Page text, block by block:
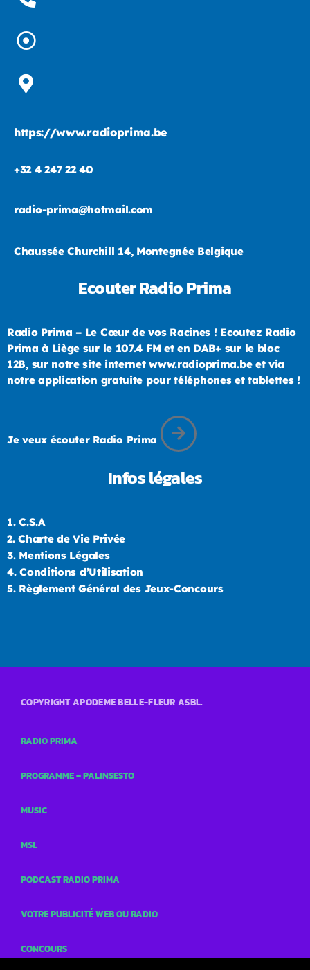
https://www.radioprima.be
+32 4 247 22 40
radio-prima@hotmail.com
Chaussée Churchill 14, Montegnée Belgique
Ecouter Radio Prima
Radio Prima – Le Cœur de vos Racines ! Ecoutez Radio
Prima à Liège sur le 107.4 FM et en DAB+ sur le bloc
12B, sur notre site internet www.radioprima.be et via
notre application gratuite pour téléphones et tablettes !
Je veux écouter Radio Prima
Infos légales
1. C.S.A
2. Charte de Vie Privée
3. Mentions Légales
4. Conditions d’Utilisation
5. Règlement Général des Jeux-Concours
COPYRIGHT APODEME BELLE-FLEUR ASBL.
RADIO PRIMA
PROGRAMME – PALINSESTO
MUSIC
MSL
PODCAST RADIO PRIMA
VOTRE PUBLICITÉ WEB OU RADIO
CONCOURS